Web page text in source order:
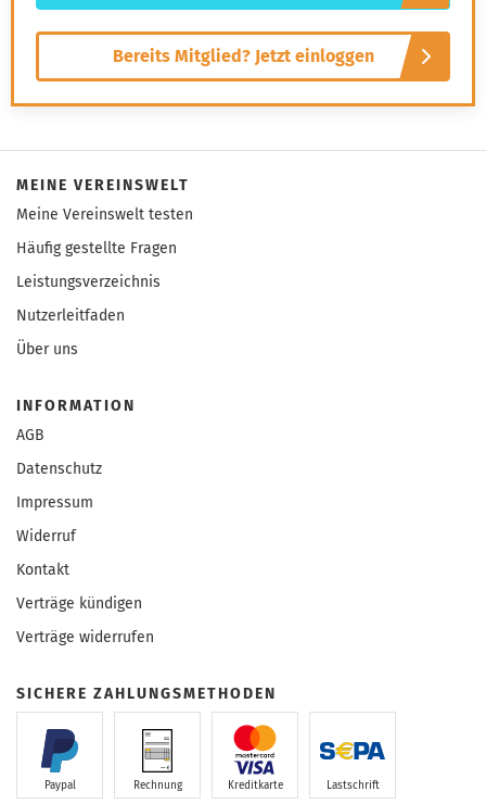
Bereits Mitglied? Jetzt einloggen
MEINE VEREINSWELT
Meine Vereinswelt testen
Häufig gestellte Fragen
Leistungsverzeichnis
Nutzerleitfaden
Über uns
INFORMATION
AGB
Datenschutz
Impressum
Widerruf
Kontakt
Verträge kündigen
Verträge widerrufen
SICHERE ZAHLUNGSMETHODEN
Paypal Rechnung Kreditkarte Lastschrift